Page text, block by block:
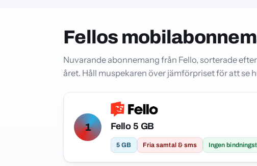
Fellos
Nuvarande abonnemang från Fello, sorterade
året. Håll muspekaren över jämförpriset för att se
1 Fello 5 GB
5 GB Fria samtal & sms Ingen